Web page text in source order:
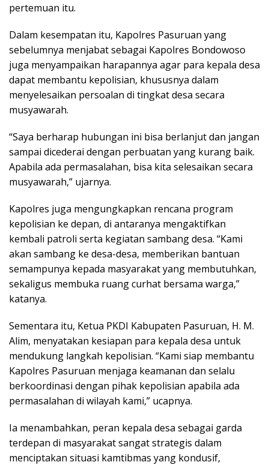
pertemuan itu.
Dalam kesempatan itu, Kapolres Pasuruan yang
sebelumnya menjabat sebagai Kapolres Bondowoso
juga menyampaikan harapannya agar para kepala desa
dapat membantu kepolisian, khususnya dalam
menyelesaikan persoalan di tingkat desa secara
musyawarah.
“Saya berharap hubungan ini bisa berlanjut dan jangan
sampai dicederai dengan perbuatan yang kurang baik.
Apabila ada permasalahan, bisa kita selesaikan secara
musyawarah,” ujarnya.
Kapolres juga mengungkapkan rencana program
kepolisian ke depan, di antaranya mengaktifkan
kembali patroli serta kegiatan sambang desa. “Kami
akan sambang ke desa-desa, memberikan bantuan
semampunya kepada masyarakat yang membutuhkan,
sekaligus membuka ruang curhat bersama warga,”
katanya.
Sementara itu, Ketua PKDI Kabupaten Pasuruan, H. M.
Alim, menyatakan kesiapan para kepala desa untuk
mendukung langkah kepolisian. “Kami siap membantu
Kapolres Pasuruan menjaga keamanan dan selalu
berkoordinasi dengan pihak kepolisian apabila ada
permasalahan di wilayah kami,” ucapnya.
Ia menambahkan, peran kepala desa sebagai garda
terdepan di masyarakat sangat strategis dalam
menciptakan situasi kamtibmas yang kondusif,